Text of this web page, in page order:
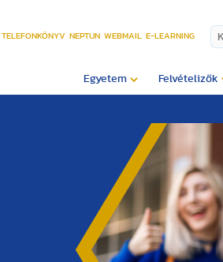
TELEFONKÖNYV NEPTUN WEBMAIL E-LEARNING
Egyetem Felvételizők